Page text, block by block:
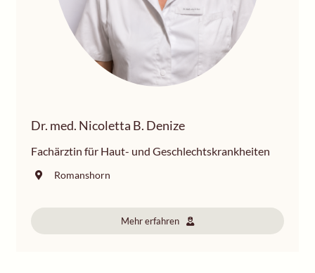
Dr. med. Nicoletta B. Denize
Fachärztin für Haut- und Geschlechtskrankheiten
Romanshorn
Mehr erfahren